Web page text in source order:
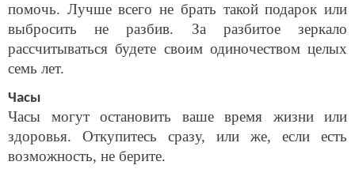
помочь. Лучше всего не брать такой подарок или
выбросить не разбив. За разбитое зеркало
рассчитываться будете своим одиночеством целых
семь лет.
Часы
Часы могут остановить ваше время жизни или
здоровья. Откупитесь сразу, или же, если есть
возможность, не берите.